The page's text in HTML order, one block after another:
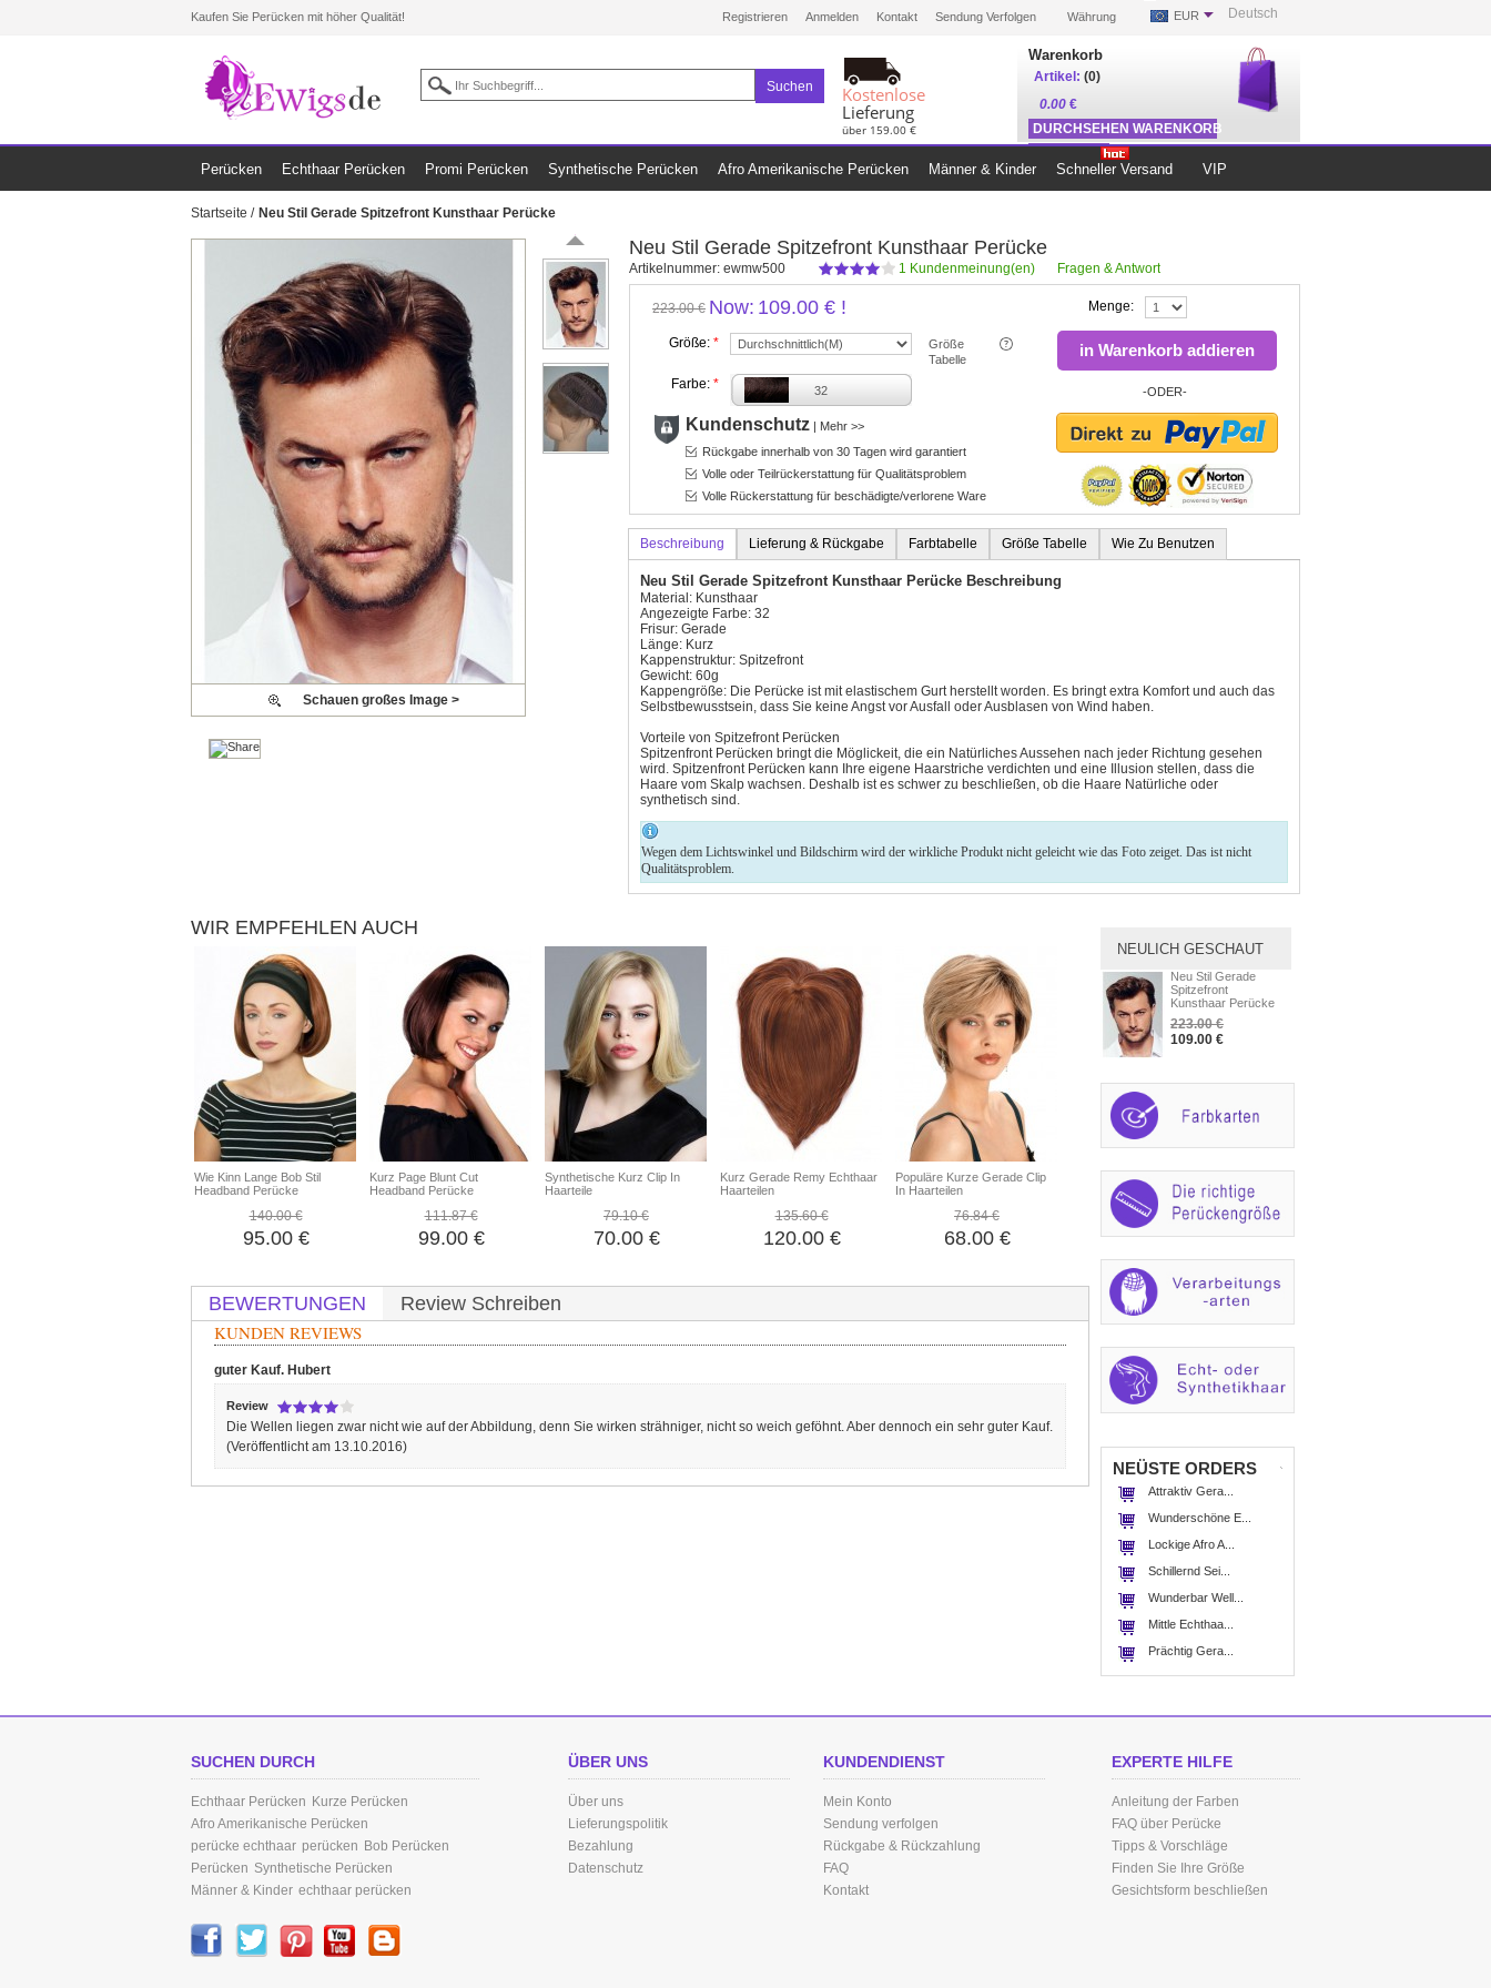
Kaufen Sie Perücken mit höher Qualität! Deutsch
Währung EUR
Registrieren Anmelden Kontakt Sendung Verfolgen
Suchen
Kostenlose
Lieferung
über 159.00 €
Warenkorb
Artikel: (0)
0.00 €
DURCHSEHEN WARENKORB
ZUR KASSE
Perücken Echthaar Perücken Promi Perücken Synthetische Perücken Afro Amerikanische Perücken Männer & Kinder Schneller Versand VIP
Startseite / Neu Stil Gerade Spitzefront Kunsthaar Perücke
Neu Stil Gerade Spitzefront Kunsthaar Perücke
Artikelnummer: ewmw500 1 Kundenmeinung(en) Fragen & Antwort
223.00 € Now: 109.00 € !
Größe: *
Größe
Tabelle
Farbe: * 32
Kundenschutz | Mehr >>
Rückgabe innerhalb von 30 Tagen wird garantiert
Volle oder Teilrückerstattung für Qualitätsproblem
Volle Rückerstattung für beschädigte/verlorene Ware
Menge:
in Warenkorb addieren
-ODER-
Beschreibung Lieferung & Rückgabe Farbtabelle Größe Tabelle Wie Zu Benutzen
Neu Stil Gerade Spitzefront Kunsthaar Perücke Beschreibung
Material: Kunsthaar
Angezeigte Farbe: 32
Frisur: Gerade
Länge: Kurz
Kappenstruktur: Spitzefront
Gewicht: 60g
Kappengröße: Die Perücke ist mit elastischem Gurt herstellt worden. Es bringt extra Komfort und auch das
Selbstbewusstsein, dass Sie keine Angst vor Ausfall oder Ausblasen von Wind haben.
Vorteile von Spitzefront Perücken
Spitzenfront Perücken bringt die Möglickeit, die ein Natürliches Aussehen nach jeder Richtung gesehen
wird. Spitzenfront Perücken kann Ihre eigene Haarstriche verdichten und eine Illusion stellen, dass die
Haare vom Skalp wachsen. Deshalb ist es schwer zu beschließen, ob die Haare Natürliche oder
synthetisch sind.
Wegen dem Lichtswinkel und Bildschirm wird der wirkliche Produkt nicht geleicht wie das Foto zeiget. Das ist nicht
Qualitätsproblem.
Schauen großes Image >
WIR EMPFEHLEN AUCH
Wie Kinn Lange Bob Stil
Headband Perücke
140.00 €
95.00 €
Kurz Page Blunt Cut
Headband Perücke
111.87 €
99.00 €
Synthetische Kurz Clip In
Haarteile
79.10 €
70.00 €
Kurz Gerade Remy Echthaar
Haarteilen
135.60 €
120.00 €
Populäre Kurze Gerade Clip
In Haarteilen
76.84 €
68.00 €
BEWERTUNGEN
Review Schreiben
KUNDEN REVIEWS
guter Kauf. Hubert
Review
Die Wellen liegen zwar nicht wie auf der Abbildung, denn Sie wirken strähniger, nicht so weich geföhnt. Aber dennoch ein sehr guter Kauf.
(Veröffentlicht am 13.10.2016)
NEULICH GESCHAUT
Neu Stil Gerade
Spitzefront
Kunsthaar Perücke
223.00 €
109.00 €
NEÜSTE ORDERS
Attraktiv Gera...
Wunderschöne E...
Lockige Afro A...
Schillernd Sei...
Wunderbar Well...
Mittle Echthaa...
Prächtig Gera...
SUCHEN DURCH
Echthaar Perücken Kurze Perücken
Afro Amerikanische Perücken
perücke echthaar perücken Bob Perücken
Perücken Synthetische Perücken
Männer & Kinder echthaar perücken
ÜBER UNS
Über uns
Lieferungspolitik
Bezahlung
Datenschutz
KUNDENDIENST
Mein Konto
Sendung verfolgen
Rückgabe & Rückzahlung
FAQ
Kontakt
EXPERTE HILFE
Anleitung der Farben
FAQ über Perücke
Tipps & Vorschläge
Finden Sie Ihre Größe
Gesichtsform beschließen